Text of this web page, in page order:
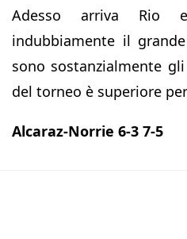
Adesso arriva Rio
indubbiamente il
sono sostanzialmente
del torneo è superiore
Alcaraz-Norrie 6-3 7-5